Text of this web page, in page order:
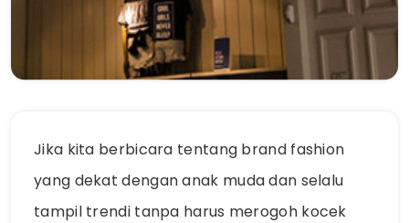
Jika kita berbicara tentang brand fashion
yang dekat dengan anak muda dan selalu
tampil trendi tanpa harus merogoh kocek